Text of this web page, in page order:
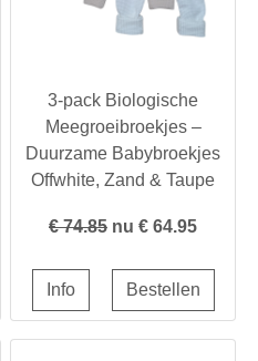
3-pack Biologische
Meegroeibroekjes –
Duurzame Babybroekjes
Offwhite, Zand & Taupe
€ 74.85 nu € 64.95